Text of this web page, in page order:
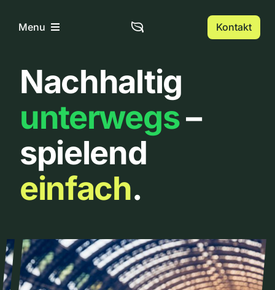
InhaltMenu
Home
Über uns
Urbanlist
Kontakt
Nachhaltig
unterwegs–
spielend
einfach.